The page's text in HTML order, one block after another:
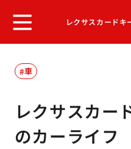
レクサスカードキ
車
レクサスカー
のカーライフ